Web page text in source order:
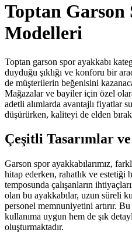
Toptan Garson
Modelleri
Toptan garson spor ayakkabı
duyduğu şıklığı ve konforu bir
de müşterilerin beğenisini
Mağazalar ve bayiler için özel
adetli alımlarda avantajlı fiyatlar
düşürürken, kaliteyi de elden
Çeşitli Tasarımlar
Garson spor ayakkabılarımız,
hitap ederken, rahatlık ve
temposunda çalışanların
olan bu ayakkabılar, uzun süreli
personel memnuniyetini artırır.
kullanıma uygun hem de şık
oluşturmaktadır.